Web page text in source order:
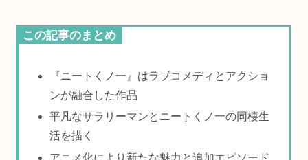
この記事のまとめ
『ニートくノ一』はラブコメディとアクショ
ンが融合した作品
平凡なサラリーマンとニートくノ一の同棲生
活を描く
アニメ化により新たな魅力と追加エピソード